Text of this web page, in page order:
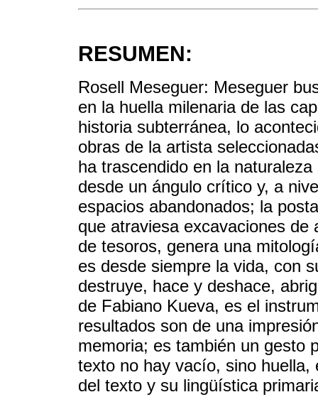
RESUMEN:
Rosell Meseguer: Meseguer
en la huella milenaria de las
historia subterránea, lo
obras de la artista
ha trascendido en la
desde un ángulo crítico y, a
espacios abandonados; la
que atraviesa excavaciones
de tesoros, genera una
es desde siempre la vida, con
destruye, hace y deshace,
de Fabiano Kueva, es el
resultados son de una
memoria; es también un gesto
texto no hay vacío, sino
del texto y su lingüística